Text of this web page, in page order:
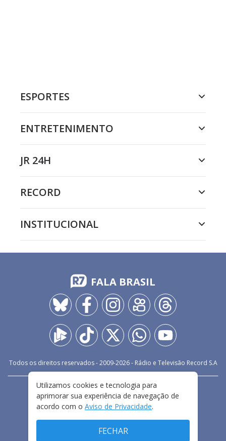
ESPORTES
ENTRETENIMENTO
JR 24H
RECORD
INSTITUCIONAL
FALA BRASIL
Todos os direitos reservados - 2009-2026- Rádio e Televisão Record S.A
FALE CONOSCO
PRIVACIDADE
TERMOS E CONDIÇÕES DE USO
Utilizamos cookies e tecnologia para
aprimorar sua experiência de navegação de
acordo com o Aviso de Privacidade.
FECHAR